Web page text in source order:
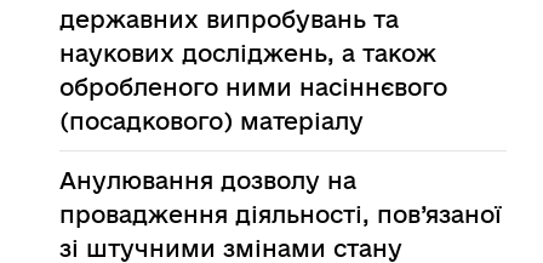
державних випробувань та
наукових досліджень, а також
обробленого ними насіннєвого
(посадкового) матеріалу
Анулювання дозволу на
провадження діяльності, пов’язаної
зі штучними змінами стану